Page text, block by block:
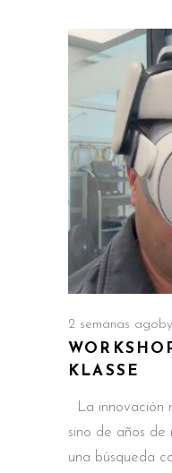
2 semanas ago by
KLASSE
La innovación
sino de años de
una búsqueda